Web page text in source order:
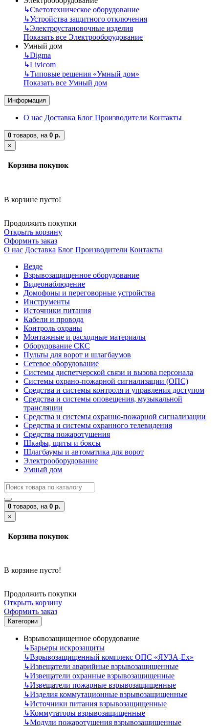
↳Светотехническое оборудование
↳Устройства защитного отключения
↳Электроустановочные изделия
Показать все Электрооборудование
Умный дом
↳Digma
↳Livicom
↳Типовые решения «Умный дом»
Показать все Умный дом
Информация
О нас Доставка Блог Производители Контакты
0 товаров, на 0 р.
×
Корзина покупок
В корзине пусто!
Продолжить покупки
Открыть корзину
Оформить заказ
О нас Доставка Блог Производители Контакты
Везде
Взрывозащищенное оборудование
Видеонаблюдение
Домофоны и переговорные устройства
Инструменты
Источники питания
Кабели и провода
Контроль охраны
Монтажные и расходные материалы
Оборудование СКС
Пульты для ворот и шлагбаумов
Сетевое оборудование
Системы диспетчерской связи и вызова персонала
Системы охрано-пожарной сигнализации (ОПС)
Средства и системы контроля и управления доступом
Средства и системы оповещения, музыкальной
трансляции
Средства и системы охранно-пожарной сигнализации
Средства и системы охранного телевидения
Средства пожаротушения
Шкафы, щиты и боксы
Шлагбаумы и автоматика для ворот
Электрооборудование
Умный дом
0 товаров, на 0 р.
×
Корзина покупок
В корзине пусто!
Продолжить покупки
Открыть корзину
Оформить заказ
Категории
Взрывозащищенное оборудование
↳Барьеры искрозащиты
↳Взрывозащищенный комплекс ОПС «ЯУЗА-Ех»
↳Извещатели аварийные взрывозащищенные
↳Извещатели охранные взрывозащищенные
↳Извещатели пожарные взрывозащищенные
↳Изделия коммутационные взрывозащищенные
↳Источники питания взрывозащищенные
↳Коммутаторы взрывозащищенные
↳Модули пожаротушения взрывозащищенные